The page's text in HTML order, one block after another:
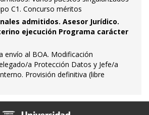
C1. Concurso méritos
admitidos. Asesor Jurídico.
ejecución Programa carácter
envío al BOA. Modificación
a Protección Datos y Jefe/a
Provisión definitiva (libre